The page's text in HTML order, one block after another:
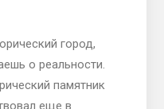
город,
о реальности.
памятник
еще в